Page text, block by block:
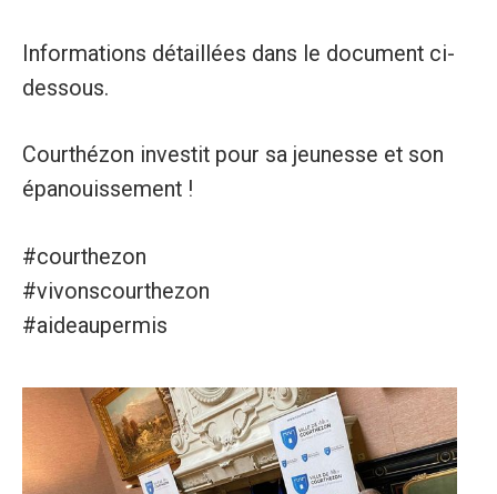
Informations détaillées dans le document ci-
dessous.
Courthézon investit pour sa jeunesse et son
épanouissement !
#courthezon
#vivonscourthezon
#aideaupermis